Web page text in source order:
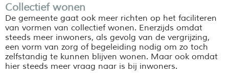
Collectief wonen
De gemeente gaat ook meer richten op het faciliteren
van vormen van collectief wonen. Enerzijds omdat
steeds meer inwoners, als gevolg van de vergrijzing,
een vorm van zorg of begeleiding nodig om zo toch
zelfstandig te kunnen blijven wonen. Maar ook omdat
hier steeds meer vraag naar is bij inwoners.